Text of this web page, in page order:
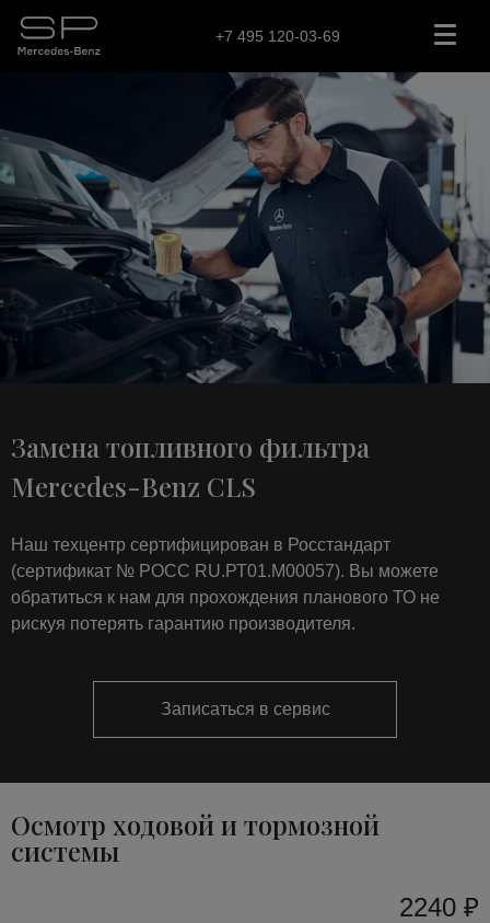
+7 495 120-03-69
Замена топливного фильтра
Mercedes-Benz CLS
Наш техцентр сертифицирован в Росстандарт
(сертификат № РОСС RU.РТ01.М00057). Вы можете
обратиться к нам для прохождения планового ТО не
рискуя потерять гарантию производителя.
Записаться в сервис
Осмотр ходовой и тормозной
системы
2240 ₽